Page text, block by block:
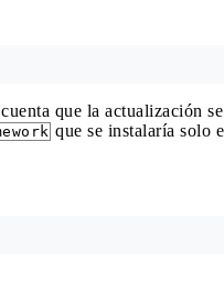
que la actualización
que se instalaría solo